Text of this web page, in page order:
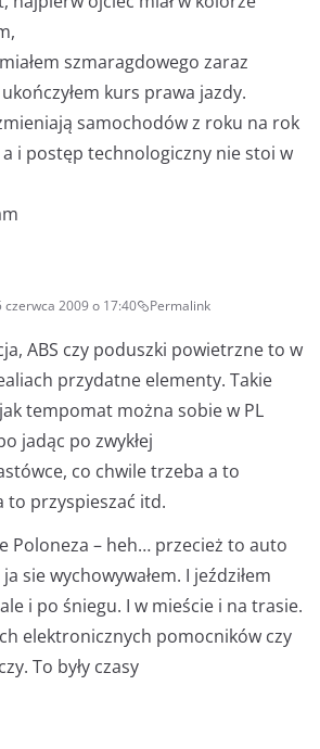
szmaragdowego zaraz
kurs prawa jazdy.
samochodów z roku na rok
i postęp technologiczny nie stoi w
czerwca 2009 o 17:40 Permalink
ABS czy poduszki powietrzne to w
przydatne elementy. Takie
tempomat można sobie w PL
jadąc po zwykłej
co chwile trzeba a to
to przyspieszać itd.
Poloneza – heh… przecież to auto
sie wychowywałem. I jeździłem
i po śniegu. I w mieście i na trasie.
elektronicznych pomocników czy
To były czasy